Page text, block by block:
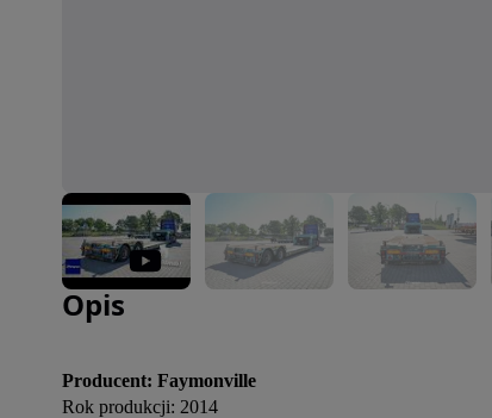
Zdjęcie 1 z 27
Opis
Producent: Faymonville
Rok produkcji: 2014